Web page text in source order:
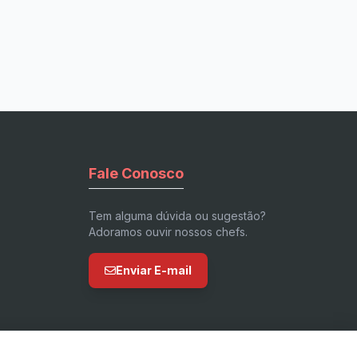
Fale Conosco
Tem alguma dúvida ou sugestão?
Adoramos ouvir nossos chefs.
Enviar E-mail